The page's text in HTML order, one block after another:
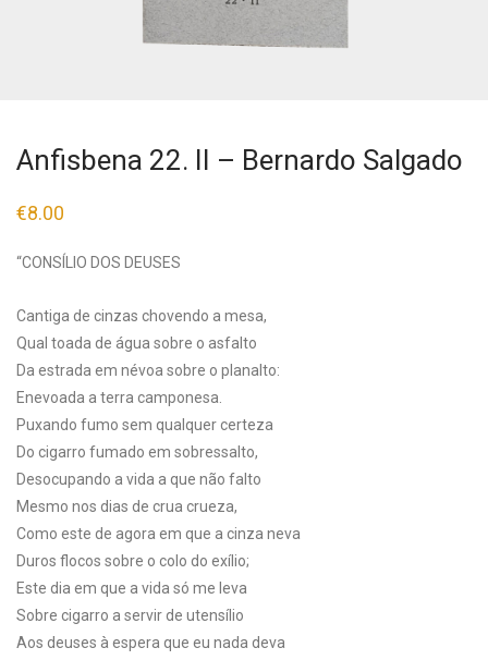
Anfisbena 22. II – Bernardo Salgado
€8.00
“CONSÍLIO DOS DEUSES
Cantiga de cinzas chovendo a mesa,
Qual toada de água sobre o asfalto
Da estrada em névoa sobre o planalto:
Enevoada a terra camponesa.
Puxando fumo sem qualquer certeza
Do cigarro fumado em sobressalto,
Desocupando a vida a que não falto
Mesmo nos dias de crua crueza,
Como este de agora em que a cinza neva
Duros flocos sobre o colo do exílio;
Este dia em que a vida só me leva
Sobre cigarro a servir de utensílio
Aos deuses à espera que eu nada deva